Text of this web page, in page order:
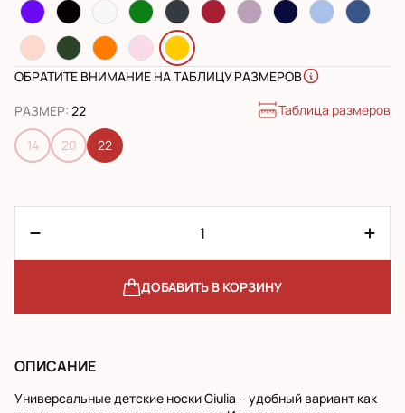
ОБРАТИТЕ ВНИМАНИЕ НА ТАБЛИЦУ РАЗМЕРОВ
РАЗМЕР: 22 Таблица размеров
14 20 22
ДОБАВИТЬ В КОРЗИНУ
ОПИСАНИЕ
Универсальные детские носки Giulia – удобный вариант как